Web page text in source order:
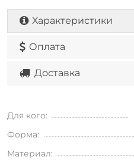
Характеристики
Оплата
Доставка
Для кого:
Форма:
Материал: